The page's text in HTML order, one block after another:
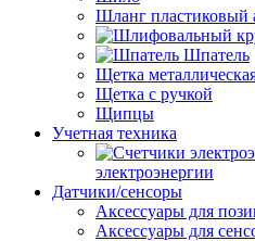
Шланг пластиковый
Шпатель
Щетка
Щетка с ручкой
Щипцы
Учетная техника
электроэнергии
Датчики/сенсоры
Аксессуары для
Аксессуары для